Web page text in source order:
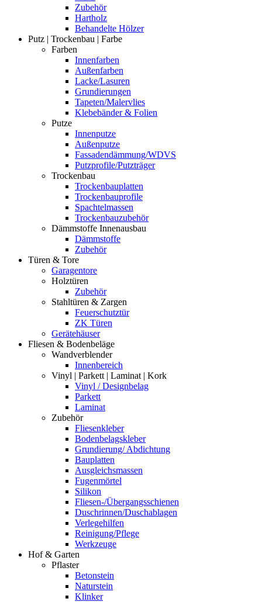
Zubehör
Hartholz
Behandelte Hölzer
Putz | Trockenbau | Farbe
Farben
Innenfarben
Außenfarben
Lacke/Lasuren
Grundierungen
Tapeten/Malervlies
Klebebänder & Folien
Putze
Innenputze
Außenputze
Fassadendämmung/WDVS
Putzprofile/Putzträger
Trockenbau
Trockenbauplatten
Trockenbauprofile
Spachtelmassen
Trockenbauzubehör
Dämmstoffe Innenausbau
Dämmstoffe
Zubehör
Türen & Tore
Garagentore
Holztüren
Zubehör
Stahltüren & Zargen
Feuerschutztür
ZK Türen
Gerätehäuser
Fliesen & Bodenbeläge
Wandverblender
Innenbereich
Vinyl | Parkett | Laminat | Kork
Vinyl / Designbelag
Parkett
Laminat
Zubehör
Fliesenkleber
Bodenbelagskleber
Grundierung/ Abdichtung
Bauplatten
Ausgleichsmassen
Fugenmörtel
Silikon
Fliesen-/Übergangsschienen
Duschrinnen/Duschablagen
Verlegehilfen
Reinigung/Pflege
Werkzeuge
Hof & Garten
Pflaster
Betonstein
Naturstein
Klinker